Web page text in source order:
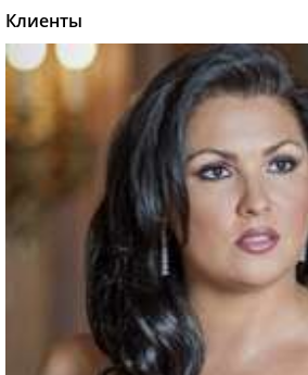
Клиенты